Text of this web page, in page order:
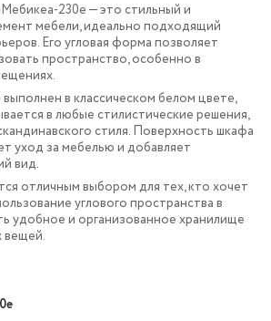
230e — это стильный и
мебели, идеально подходящий
Его угловая форма позволяет
пространство, особенно в
в классическом белом цвете,
в любые стилистические решения,
стиля. Поверхность шкафа
уход за мебелью и добавляет
вид.
отличным выбором для тех, кто хочет
углового пространства в
удобное и организованное хранилище
вещей.